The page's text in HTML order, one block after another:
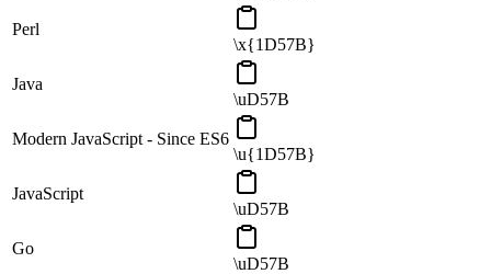
Perl
\x{1D57B}
Java
\uD57B
Modern JavaScript - Since ES6
\u{1D57B}
JavaScript
\uD57B
Go
\uD57B